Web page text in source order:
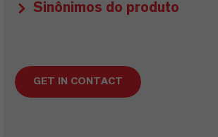
Sinônimos do produto
GET IN CONTACT